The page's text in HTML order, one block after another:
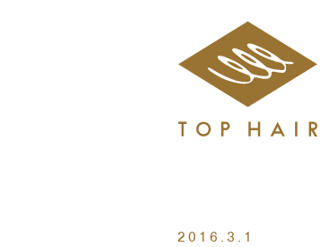
2016.3.1